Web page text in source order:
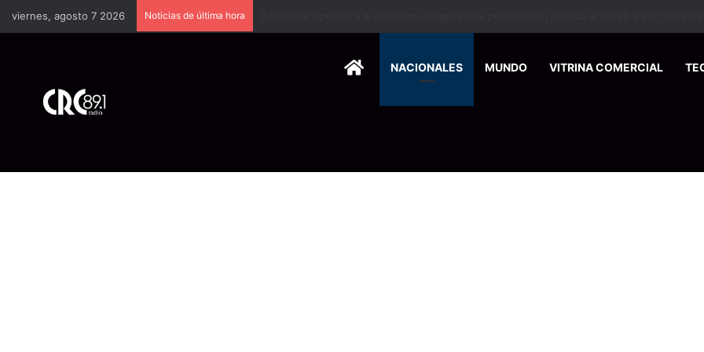
viernes, agosto 7 2026 Noticias de última hora
HOMENACIONALES MUNDO VITRINA COMERCIAL